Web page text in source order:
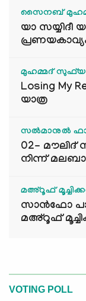
സൈനബ്
യാ സയ്യിദീ
മുഹമ്മദ്
Losing My
യാത്ര
സൽമാനുൽ
02-
നിന്ന്
മഅ്റൂഫ്
സാൻഫോ
മഅ്റൂഫ്
VOTING POLL